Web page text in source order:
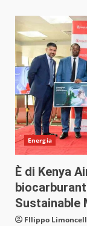
Energia
È di Kenya
Sustainable
FIlippo